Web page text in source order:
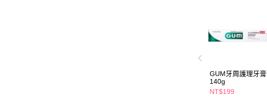
GUM牙周護理牙膏
140g
NT$199